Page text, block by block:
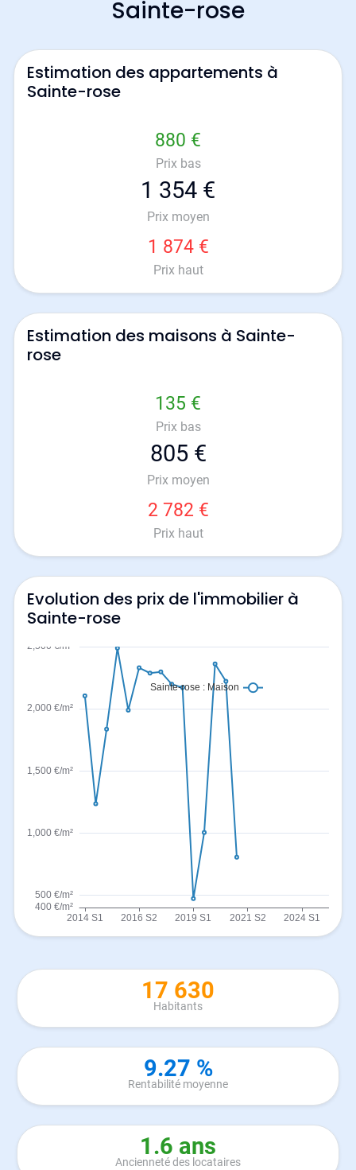
Sainte-rose
Estimation des appartements à
Sainte-rose
880 €
Prix bas
1 354 €
Prix moyen
1 874 €
Prix haut
Estimation des maisons à Sainte-
rose
135 €
Prix bas
805 €
Prix moyen
2 782 €
Prix haut
Evolution des prix de l'immobilier à
Sainte-rose
17 630
Habitants
9.27 %
Rentabilité moyenne
1.6 ans
Ancienneté des locataires